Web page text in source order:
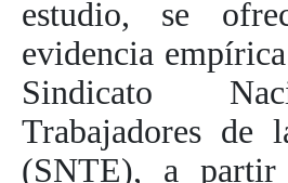
estudio, se
evidencia
Sindicato
Trabajadores de
(SNTE), a